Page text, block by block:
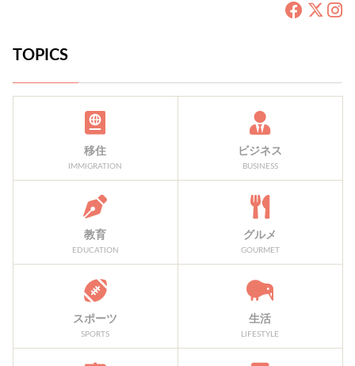
TOPICS
移住
IMMIGRATION
ビジネス
BUSINESS
教育
EDUCATION
グルメ
GOURMET
スポーツ
SPORTS
生活
LIFESTYLE